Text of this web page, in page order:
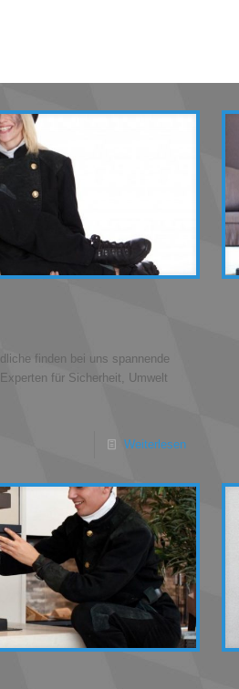
finden bei uns spannende
für Sicherheit, Umwelt
Weiterlesen